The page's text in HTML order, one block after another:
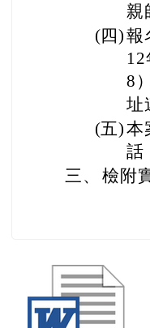
親
(四)報
8
址
(五)本
話
三、 檢附